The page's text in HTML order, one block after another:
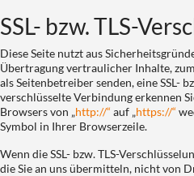
SSL- bzw. TLS-
Diese Seite nutzt aus
Übertragung vertraulicher Inhalte,
als Seitenbetreiber senden, eine SSL-
verschlüsselte Verbindung erkennen
Browsers von „http://“ auf „https://“
Symbol in Ihrer Browserzeile.
Wenn die SSL- bzw. TLS-
die Sie an uns übermitteln, nicht von